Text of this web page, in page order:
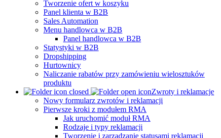
Tworzenie ofert w koszyku
Panel klienta w B2B
Sales Automation
Menu handlowca w B2B
Panel handlowca w B2B
Statystyki w B2B
Dropshipping
Hurtownicy
Naliczanie rabatów przy zamówieniu wielosztuków
produktu
Zwroty i reklamacje
Nowy formularz zwrotów i reklamacji
Pierwsze kroki z modułem RMA
Jak uruchomić moduł RMA
Rodzaje i typy reklamacji
Tworzenie i zarządzanie statusami reklamacji